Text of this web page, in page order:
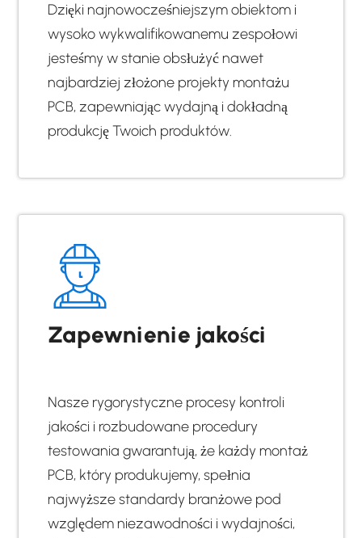
Dzięki najnowocześniejszym obiektom i
wysoko wykwalifikowanemu zespołowi
jesteśmy w stanie obsłużyć nawet
najbardziej złożone projekty montażu
PCB, zapewniając wydajną i dokładną
produkcję Twoich produktów.
Zapewnienie jakości
Nasze rygorystyczne procesy kontroli
jakości i rozbudowane procedury
testowania gwarantują, że każdy montaż
PCB, który produkujemy, spełnia
najwyższe standardy branżowe pod
względem niezawodności i wydajności,